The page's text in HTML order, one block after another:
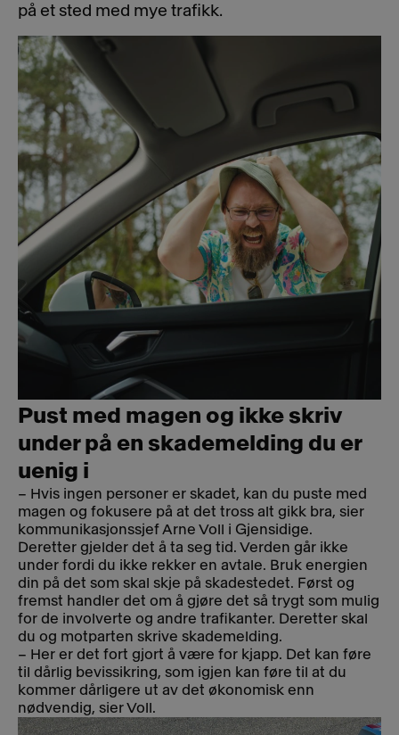
på et sted med mye trafikk.
Pust med magen og ikke skriv
under på en skademelding du er
uenig i
– Hvis ingen personer er skadet, kan du puste med
magen og fokusere på at det tross alt gikk bra, sier
kommunikasjonssjef Arne Voll i Gjensidige.
Deretter gjelder det å ta seg tid. Verden går ikke
under fordi du ikke rekker en avtale. Bruk energien
din på det som skal skje på skadestedet. Først og
fremst handler det om å gjøre det så trygt som mulig
for de involverte og andre trafikanter. Deretter skal
du og motparten skrive skademelding.
– Her er det fort gjort å være for kjapp. Det kan føre
til dårlig bevissikring, som igjen kan føre til at du
kommer dårligere ut av det økonomisk enn
nødvendig, sier Voll.